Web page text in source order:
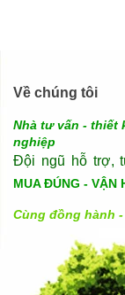
Về chúng tôi
Nhà tư vấn - thiết
nghiệp
Đội ngũ hỗ trợ,
MUA ĐÚNG - VẬN
Cùng đồng hành